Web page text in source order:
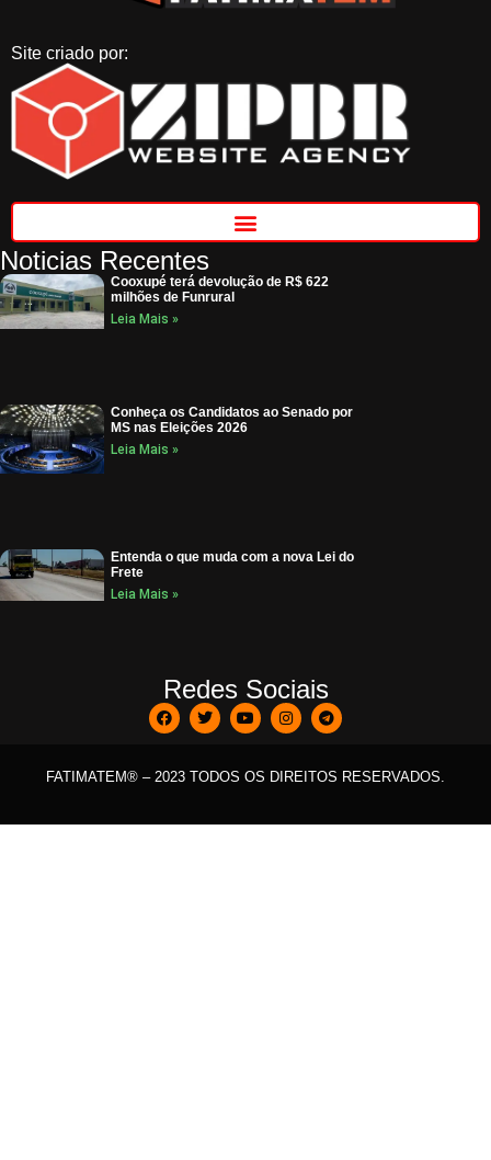
Site criado por:
Noticias Recentes
Cooxupé terá devolução de R$ 622
milhões de Funrural
Leia Mais »
Conheça os Candidatos ao Senado por
MS nas Eleições 2026
Leia Mais »
Entenda o que muda com a nova Lei do
Frete
Leia Mais »
Redes Sociais
FATIMATEM® – 2023 TODOS OS DIREITOS RESERVADOS.